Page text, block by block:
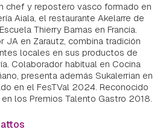
chef y repostero vasco formado en
Aiala, el restaurante Akelarre de
Thierry Bamas en Francia.
JA en Zarautz, combina tradición
locales en sus productos de
Colaborador habitual en Cocina
presenta además Sukalerrian en
en el FesTVal 2024. Reconocido
los Premios Talento Gastro 2018.